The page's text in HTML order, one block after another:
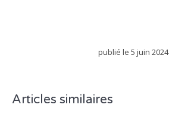
publié le 5 juin 2024
Articles similaires